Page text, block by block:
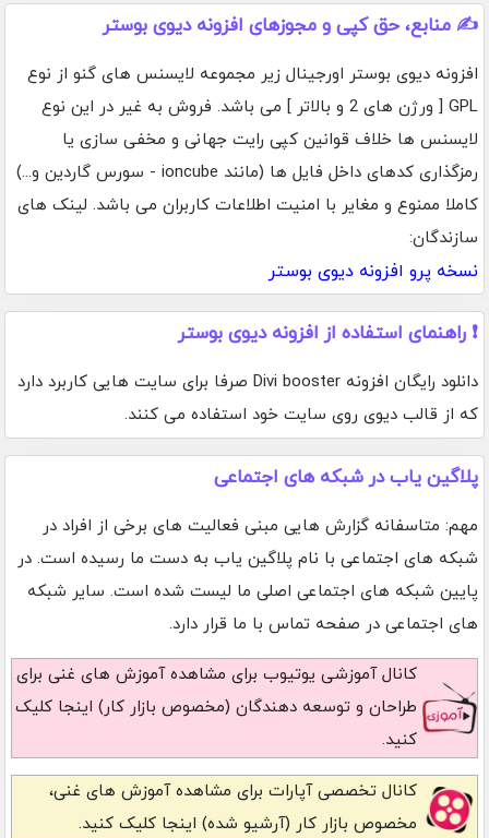
✍️ منابع، حق کپی و مجوزهای افزونه دیوی بوستر
افزونه دیوی بوستر اورجینال زیر مجموعه لایسنس های گنو از نوع
GPL [ ورژن های 2 و بالاتر ] می باشد. فروش به غیر در این نوع
لایسنس ها خلاف قوانین کپی رایت جهانی و مخفی سازی یا
رمزگذاری کدهای داخل فایل ها (مانند ioncube - سورس گاردین و...)
کاملا ممنوع و مغایر با امنیت اطلاعات کاربران می باشد. لینک های
سازندگان:
نسخه پرو افزونه دیوی بوستر
❗ راهنمای استفاده از افزونه دیوی بوستر
دانلود رایگان افزونه Divi booster صرفا برای سایت هایی کاربرد دارد
که از قالب دیوی روی سایت خود استفاده می کنند.
پلاگین یاب در شبکه های اجتماعی
مهم: متاسفانه گزارش هایی مبنی فعالیت های برخی از افراد در
شبکه های اجتماعی با نام پلاگین یاب به دست ما رسیده است. در
پایین شبکه های اجتماعی اصلی ما لیست شده است. سایر شبکه
های اجتماعی در صفحه تماس با ما قرار دارد.
کانال آموزشی یوتیوب برای مشاهده آموزش های غنی برای
طراحان و توسعه دهندگان (مخصوص بازار کار) اینجا کلیک
کنید.
کانال تخصصی آپارات برای مشاهده آموزش های غنی،
مخصوص بازار کار (آرشیو شده) اینجا کلیک کنید.